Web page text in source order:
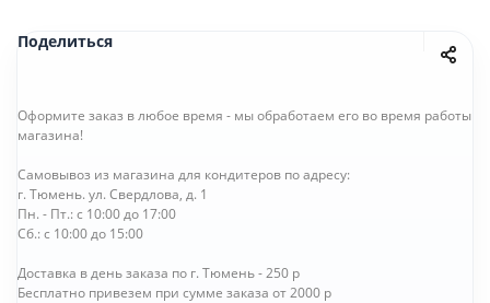
Поделиться
Оформите заказ в любое время - мы обработаем его во время работы
магазина!
Самовывоз из магазина для кондитеров по адресу:
г. Тюмень. ул. Свердлова, д. 1
Пн. - Пт.: с 10:00 до 17:00
Сб.: с 10:00 до 15:00
Доставка в день заказа по г. Тюмень - 250 р
Бесплатно привезем при сумме заказа от 2000 р